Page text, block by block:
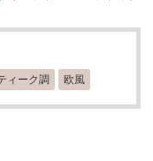
ィーク調 欧風